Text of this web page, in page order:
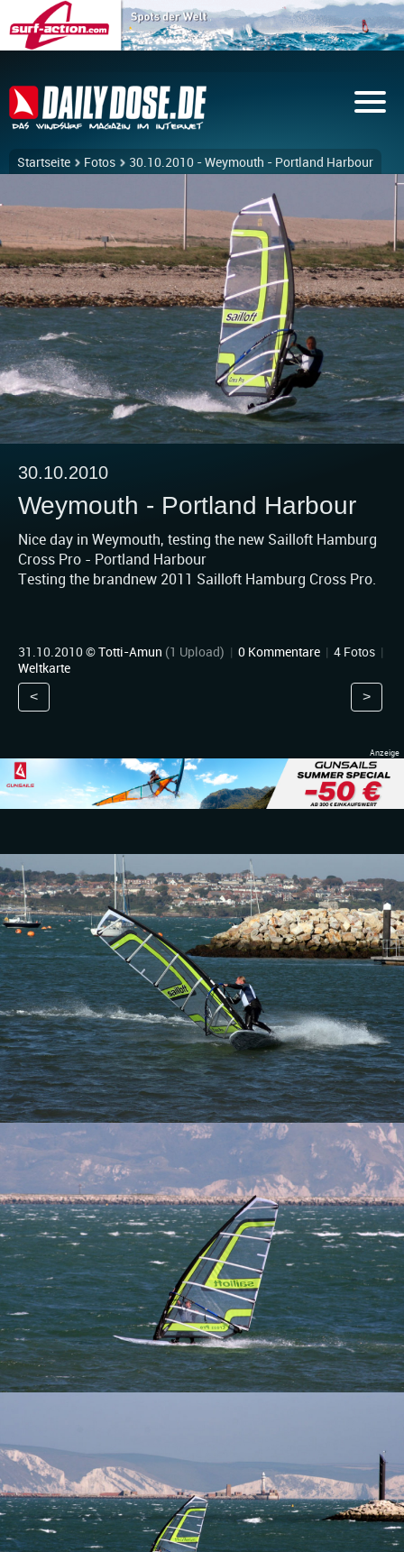
Startseite Fotos 30.10.2010 - Weymouth - Portland Harbour
30.10.2010
Weymouth - Portland Harbour
Nice day in Weymouth, testing the new Sailloft Hamburg
Cross Pro - Portland Harbour
Testing the brandnew 2011 Sailloft Hamburg Cross Pro.
31.10.2010 ©Totti-Amun (1 Upload) | 0 Kommentare | 4 Fotos |
Weltkarte
< >